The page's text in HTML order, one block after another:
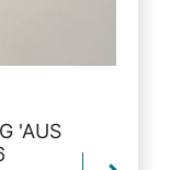
'AUS